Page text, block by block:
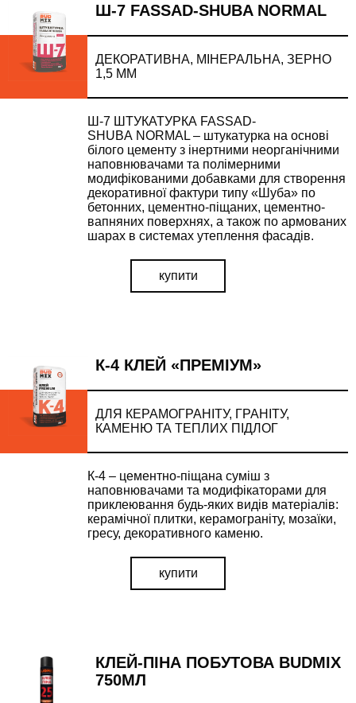
Ш-7 FASSAD-SHUBA NORMAL
ДЕКОРАТИВНА, МІНЕРАЛЬНА, ЗЕРНО
1,5 ММ
Ш-7 ШТУКАТУРКА FASSAD-
SHUBA NORMAL – штукатурка на основі
білого цементу з інертними неорганічними
наповнювачами та полімерними
модифікованими добавками для створення
декоративної фактури типу «Шуба» по
бетонних, цементно-піщаних, цементно-
вапняних поверхнях, а також по армованих
шарах в системах утеплення фасадів.
купити
К-4 КЛЕЙ «ПРЕМІУМ»
ДЛЯ КЕРАМОГРАНІТУ, ГРАНІТУ,
КАМЕНЮ ТА ТЕПЛИХ ПІДЛОГ
К-4 – цементно-піщана суміш з
наповнювачами та модифікаторами для
приклеювання будь-яких видів матеріалів:
керамічної плитки, керамограніту, мозаїки,
гресу, декоративного каменю.
купити
КЛЕЙ-ПІНА ПОБУТОВА BUDMIX
750МЛ